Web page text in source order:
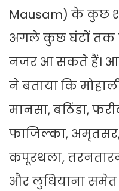
Mausam) के कुछ
अगले कुछ घंटों तक
नजर आ सकते हैं।
ने बताया कि
मानसा, बठिंडा,
फाजिल्का,
कपूरथला,
और लुधियाना